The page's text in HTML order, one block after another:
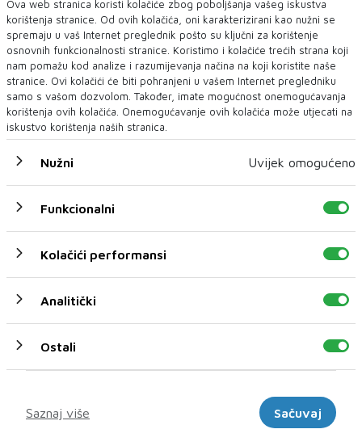
Mulahasanović
Seada Mulahasanovića, uglednog kardiok...
Ova web stranica koristi kolačiće zbog poboljšanja vašeg iskustva
korištenja stranice. Od ovih kolačića, oni karakterizirani kao nužni se
spremaju u vaš Internet preglednik pošto su ključni za korištenje
osnovnih funkcionalnosti stranice. Koristimo i kolačiće trećih strana koji
nam pomažu kod analize i razumijevanja načina na koji koristite naše
stranice. Ovi kolačići će biti pohranjeni u vašem Internet pregledniku
samo s vašom dozvolom. Također, imate mogućnost onemogućavanja
korištenja ovih kolačića. Onemogućavanje ovih kolačića može utjecati na
iskustvo korištenja naših stranica.
Nužni Uvijek omogućeno
Funkcionalni
Kolačići performansi
Analitički
Ostali
Saznaj više
Sačuvaj